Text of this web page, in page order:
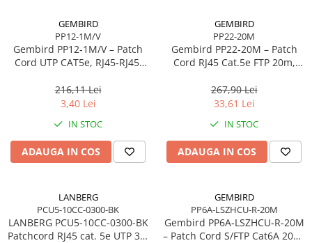
GEMBIRD
PP12-1M/V
Gembird PP12‑1M/V – Patch
Cord UTP CAT5e, RJ45‑RJ45,
216,11 Lei
3,40 Lei
IN STOC
ADAUGA IN COS
GEMBIRD
PP22-20M
Gembird PP22‑20M – Patch
Cord RJ45 Cat.5e FTP 20m,
267,90 Lei
33,61 Lei
IN STOC
ADAUGA IN COS
LANBERG
PCU5-10CC-0300-BK
LANBERG PCU5-10CC-0300-BK
Patchcord RJ45 cat. 5e UTP 3m
GEMBIRD
PP6A-LSZHCU-R-20M
Gembird PP6A‑LSZHCU‑R‑20M
– Patch Cord S/FTP Cat6A 20m,